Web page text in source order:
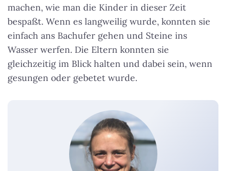
machen, wie man die Kinder in dieser Zeit
bespaßt. Wenn es langweilig wurde, konnten sie
einfach ans Bachufer gehen und Steine ins
Wasser werfen. Die Eltern konnten sie
gleichzeitig im Blick halten und dabei sein, wenn
gesungen oder gebetet wurde.